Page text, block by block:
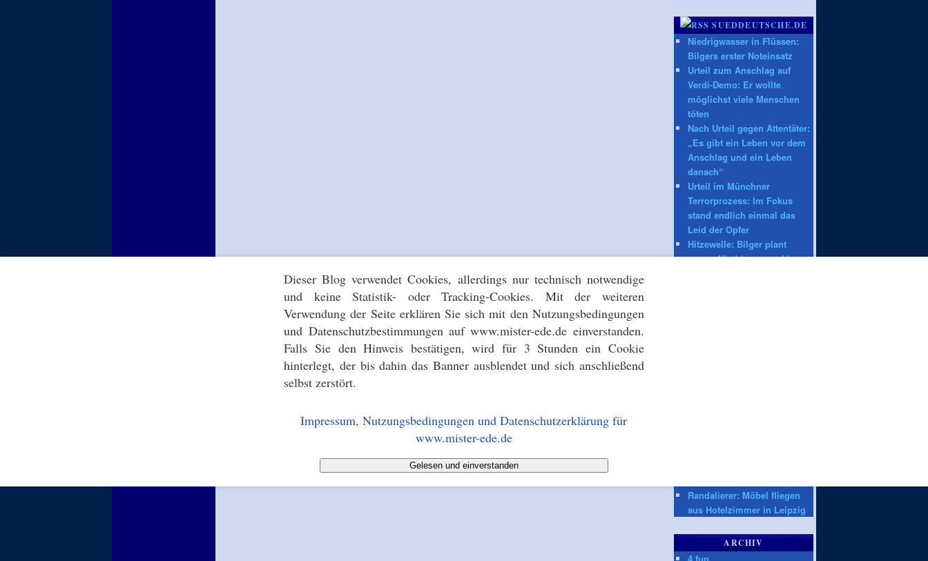
Dieser Blog verwendet Cookies, allerdings nur technisch notwendige
und keine Statistik- oder Tracking-Cookies. Mit der weiteren
Verwendung der Seite erklären Sie sich mit den Nutzungsbedingungen
und Datenschutzbestimmungen auf www.mister-ede.de einverstanden.
Falls Sie den Hinweis bestätigen, wird für 3 Stunden ein Cookie
hinterlegt, der bis dahin das Banner ausblendet und sich anschließend
selbst zerstört.
Impressum, Nutzungsbedingungen und Datenschutzerklärung für
www.mister-ede.de
Gelesen und einverstanden
SUEDDEUTSCHE.DE
Niedrigwasser in Flüssen:
Bilgers erster Noteinsatz
Urteil zum Anschlag auf
Verdi-Demo: Er wollte
möglichst viele Menschen
töten
Nach Urteil gegen Attentäter:
„Es gibt ein Leben vor dem
Anschlag und ein Leben
danach“
Urteil im Münchner
Terrorprozess: Im Fokus
stand endlich einmal das
Leid der Opfer
Hitzewelle: Bilger plant
wegen Niedrigwasser Lkw-
Randalierer: Möbel fliegen
aus Hotelzimmer in Leipzig
ARCHIV
4 fun